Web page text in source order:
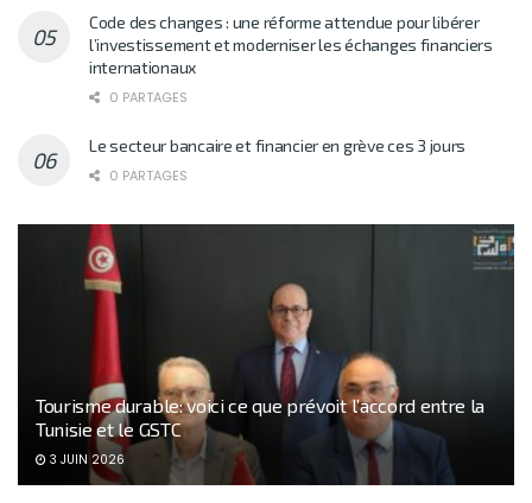
Code des changes : une réforme attendue pour libérer
l’investissement et moderniser les échanges financiers
internationaux
0 PARTAGES
Le secteur bancaire et financier en grève ces 3 jours
0 PARTAGES
Tourisme durable: voici ce que prévoit l’accord entre la
Tunisie et le GSTC
3 JUIN 2026